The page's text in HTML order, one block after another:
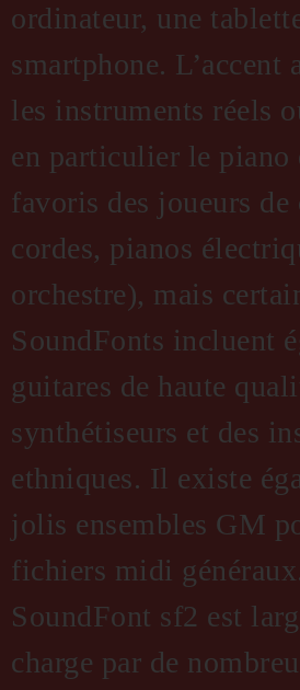
ordinateur, une
smartphone. L’accent
les instruments réels
en particulier le piano
favoris des joueurs de
cordes, pianos
orchestre), mais
SoundFonts incluent
guitares de haute
synthétiseurs et des
ethniques. Il existe
jolis ensembles GM
fichiers midi
SoundFont sf2 est
charge par de